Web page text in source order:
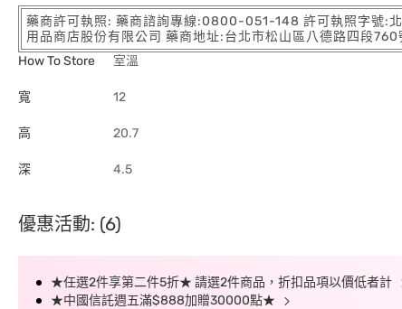
藥商許可執照: 藥商諮詢專線:0800-051-148 許可執照字號:
用品商店股份有限公司 藥商地址:台北市松山區八德路四段
How To Store
室溫
寬 12
高 20.7
深 4.5
優惠活動: (6)
★任選2件享第二件5折★ 請選2件商品，折扣品項以價低者計
★中國信託週五滿$888加贈30000點★